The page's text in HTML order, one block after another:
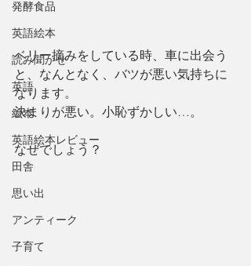
発酵食品
英語絵本
読み聞かせ
英語
絵本
英語絵本レビュー
田舎
思い出
アンティーク
子育て
ベリー摘みをしている時、車に出会う
と、なんとなく、バツが悪い気持ちに
なります。
決まりが悪い。小恥ずかしい…。
なぜでしょう？